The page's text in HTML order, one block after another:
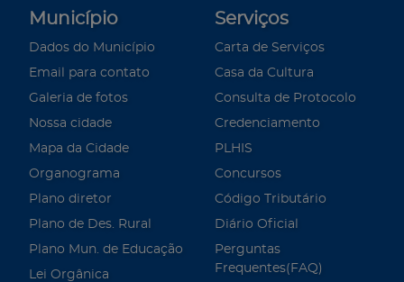
Município
Dados do Município
Email para contato
Galeria de fotos
Nossa cidade
Mapa da Cidade
Organograma
Plano diretor
Plano de Des. Rural
Plano Mun. de Educação
Lei Orgânica
Serviços
Carta de Serviços
Casa da Cultura
Consulta de Protocolo
Credenciamento
PLHIS
Concursos
Código Tributário
Diário Oficial
Perguntas
Frequentes(FAQ)